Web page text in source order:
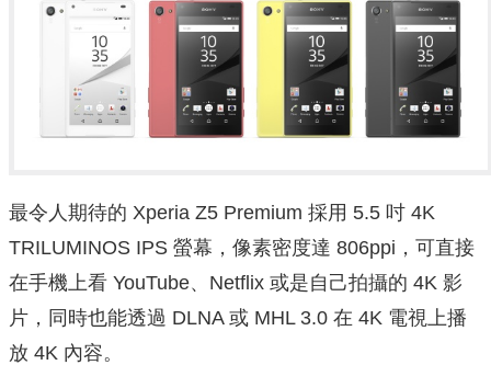
最令人期待的 Xperia Z5 Premium 採用 5.5 吋 4K
TRILUMINOS IPS 螢幕，像素密度達 806ppi，可直接
在手機上看 YouTube、Netflix 或是自己拍攝的 4K 影
片，同時也能透過 DLNA 或 MHL 3.0 在 4K 電視上播
放 4K 內容。